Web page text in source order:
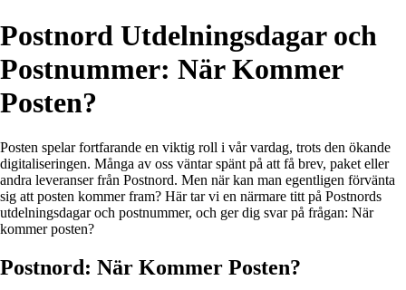
Postnord Utdelningsdagar och
Postnummer: När Kommer
Posten?
Posten spelar fortfarande en viktig roll i vår vardag, trots den ökande
digitaliseringen. Många av oss väntar spänt på att få brev, paket eller
andra leveranser från Postnord. Men när kan man egentligen förvänta
sig att posten kommer fram? Här tar vi en närmare titt på Postnords
utdelningsdagar och postnummer, och ger dig svar på frågan: När
kommer posten?
Postnord: När Kommer Posten?